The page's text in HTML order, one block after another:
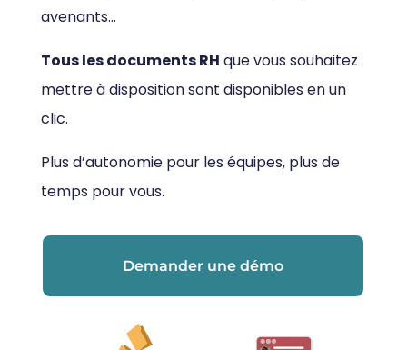
avenants…
Tous les documents RH que vous souhaitez
mettre à disposition sont disponibles en un
clic.
Plus d’autonomie pour les équipes, plus de
temps pour vous.
Demander une démo